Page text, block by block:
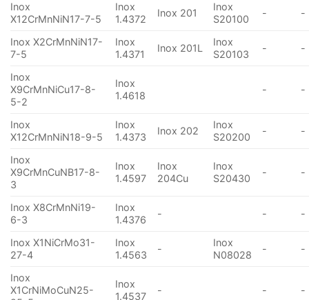
Inox
X12CrMnNiN17-7-5
Inox
1.4372
Inox 201
Inox
S20100
- -
Inox X2CrMnNiN17-
7-5
Inox
1.4371
Inox 201L
Inox
S20103
- -
Inox
X9CrMnNiCu17-8-
5-2
Inox
1.4618
- -
Inox
X12CrMnNiN18-9-5
Inox
1.4373
Inox 202
Inox
S20200
- -
Inox
X9CrMnCuNB17-8-
3
Inox
1.4597
Inox
204Cu
Inox
S20430
- -
Inox X8CrMnNi19-
6-3
Inox
1.4376
- - -
Inox X1NiCrMo31-
27-4
Inox
1.4563
-
Inox
N08028
- -
Inox
X1CrNiMoCuN25-
Inox
1.4537
- - -